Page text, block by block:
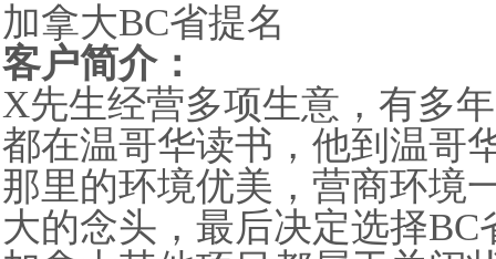
加拿大BC省提名
客户简介：
X先生经营多项生意，有多
都在温哥华读书，他到温哥
那里的环境优美，营商环境
大的念头，最后决定选择BC